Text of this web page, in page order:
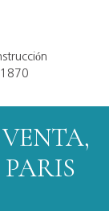
1870